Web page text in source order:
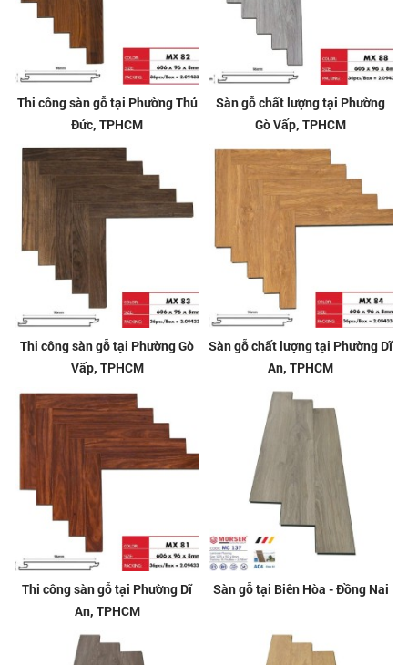
Thi công sàn gỗ tại Phường Thủ
Đức, TPHCM
Sàn gỗ chất lượng tại Phường
Gò Vấp, TPHCM
Thi công sàn gỗ tại Phường Gò
Vấp, TPHCM
Sàn gỗ chất lượng tại Phường Dĩ
An, TPHCM
Thi công sàn gỗ tại Phường Dĩ
An, TPHCM
Sàn gỗ tại Biên Hòa - Đồng Nai